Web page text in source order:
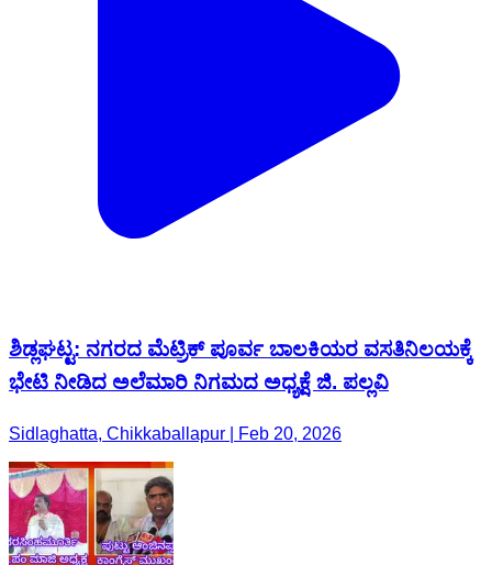
ಶಿಡ್ಲಘಟ್ಟ: ನಗರದ ಮೆಟ್ರಿಕ್ ಪೂರ್ವ ಬಾಲಕಿಯರ ವಸತಿನಿಲಯಕ್ಕೆ
ಭೇಟಿ ನೀಡಿದ ಅಲೆಮಾರಿ ನಿಗಮದ ಅಧ್ಯಕ್ಷೆ ಜಿ. ಪಲ್ಲವಿ
Sidlaghatta, Chikkaballapur | Feb 20, 2026